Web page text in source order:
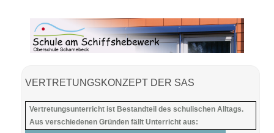
VERTRETUNGSKONZEPT DER SAS
Vertretungsunterricht ist Bestandteil des schulischen Alltags.
Aus verschiedenen Gründen fällt Unterricht aus: